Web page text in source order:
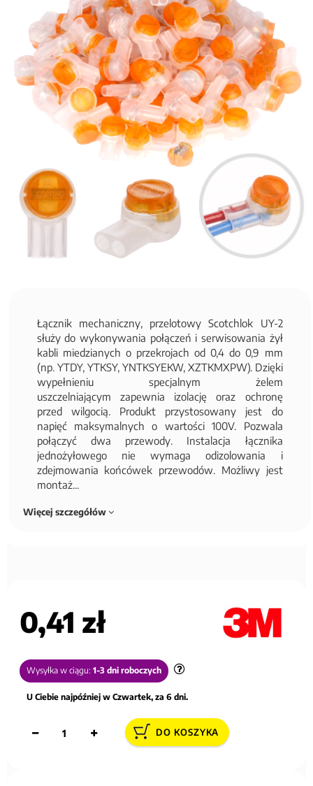
Łącznik mechaniczny, przelotowy Scotchlok UY-2
służy do wykonywania połączeń i serwisowania żył
kabli miedzianych o przekrojach od 0,4 do 0,9 mm
(np. YTDY, YTKSY, YNTKSYEKW, XZTKMXPW). Dzięki
wypełnieniu specjalnym żelem
uszczelniającym zapewnia izolację oraz ochronę
przed wilgocią. Produkt przystosowany jest do
napięć maksymalnych o wartości 100V. Pozwala
połączyć dwa przewody. Instalacja łącznika
jednożyłowego nie wymaga odizolowania i
zdejmowania końcówek przewodów. Możliwy jest
montaż...
Więcej szczegółów
0,41 zł
Wysyłka w ciągu: 1-3 dni roboczych
U Ciebie najpóźniej w Czwartek, za 6 dni.
DO KOSZYKA